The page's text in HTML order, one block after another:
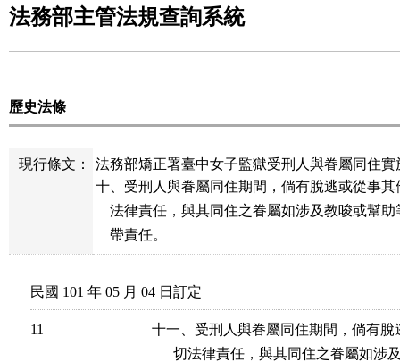
法務部主管法規查詢系統
歷史法條
現行條文：
法務部矯正署臺中女子監獄受刑人與眷屬同住實
十、受刑人與眷屬同住期間，倘有脫逃或從事
法律責任，與其同住之眷屬如涉及教唆或幫
    帶責任。
民國 101 年 05 月 04 日訂定
11
十一、受刑人與眷屬同住期間，倘有
切法律責任，與其同住之眷屬如